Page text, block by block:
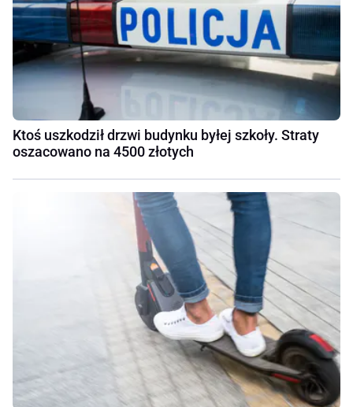
Ktoś uszkodził drzwi budynku byłej szkoły. Straty
oszacowano na 4500 złotych